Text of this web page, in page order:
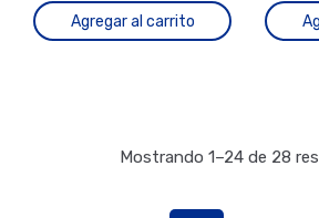
Agregar al carrito
Mostrando 1–24 de 28